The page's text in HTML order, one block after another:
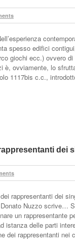
spesso edifici
giochi ecc.) ovvero
ovviamente, lo
1117bis c.c.,
dei
rappresentanti dei
Nuzzo scrive…
un rappresentante
istanza delle parti
dei rappresentanti nei